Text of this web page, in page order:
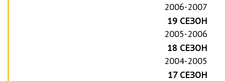
2006-2007
19 СЕЗОН
2005-2006
18 СЕЗОН
2004-2005
17 СЕЗОН